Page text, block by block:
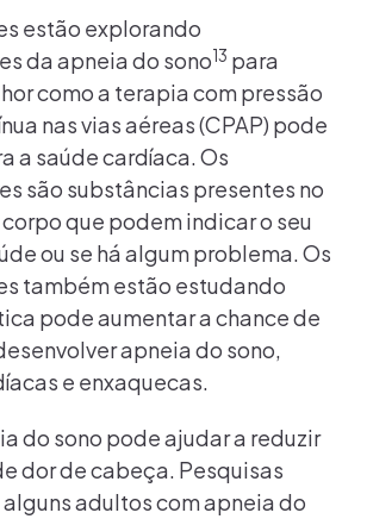
estão explorando
da apneia do sono13 para
como a terapia com pressão
nas vias aéreas (CPAP) pode
a saúde cardíaca. Os
são substâncias presentes no
que podem indicar o seu
ou se há algum problema. Os
também estão estudando
pode aumentar a chance de
apneia do sono,
e enxaquecas.
do sono pode ajudar a reduzir
dor de cabeça. Pesquisas
adultos com apneia do